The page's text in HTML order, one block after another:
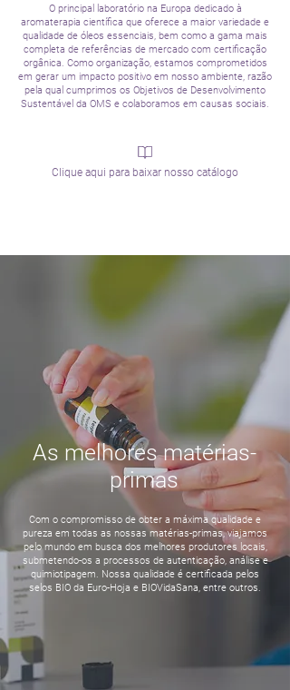
O principal laboratório na Europa dedicado à
aromaterapia científica que oferece a maior variedade e
qualidade de óleos essenciais, bem como a gama mais
completa de referências de mercado com certificação
orgânica. Como organização, estamos comprometidos
em gerar um impacto positivo em nosso ambiente, razão
pela qual cumprimos os Objetivos de Desenvolvimento
Sustentável da OMS e colaboramos em causas sociais.
Clique aqui para baixar nosso catálogo
As melhores matérias-
primas
Com o compromisso de obter a máxima qualidade e
pureza em todas as nossas matérias-primas, viajamos
pelo mundo em busca dos melhores produtores locais,
submetendo-os a processos de autenticação, análise e
quimiotipagem. Nossa qualidade é certificada pelos
selos BIO da Euro-Hoja e BIOVidaSana, entre outros.